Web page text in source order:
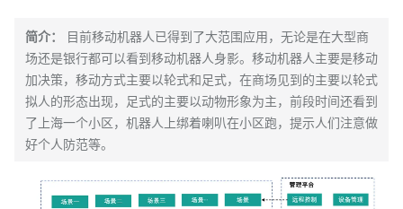
简介：
目前移动机器人已得到了大范围应用，无论是在大型商
场还是银行都可以看到移动机器人身影。移动机器人主要是移动
加决策，移动方式主要以轮式和足式，在商场见到的主要以轮式
拟人的形态出现，足式的主要以动物形象为主，前段时间还看到
了上海一个小区，机器人上绑着喇叭在小区跑，提示人们注意做
好个人防范等。